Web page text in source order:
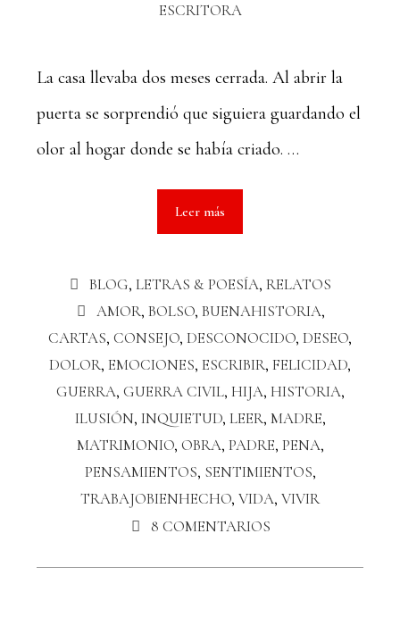
ESCRITORA
La casa llevaba dos meses cerrada. Al abrir la
puerta se sorprendió que siguiera guardando el
olor al hogar donde se había criado. …
Leer más
BLOG,LETRAS & POESÍA,RELATOS
AMOR, BOLSO, BUENAHISTORIA,
CARTAS, CONSEJO, DESCONOCIDO, DESEO,
DOLOR, EMOCIONES, ESCRIBIR, FELICIDAD,
GUERRA, GUERRA CIVIL, HIJA, HISTORIA,
ILUSIÓN, INQUIETUD, LEER, MADRE,
MATRIMONIO, OBRA, PADRE, PENA,
PENSAMIENTOS, SENTIMIENTOS,
TRABAJOBIENHECHO, VIDA, VIVIR
8 COMENTARIOS